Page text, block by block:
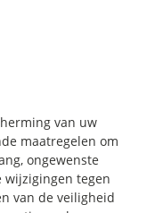
van uw
maatregelen om
ongewenste
wijzigingen tegen
van de veiligheid